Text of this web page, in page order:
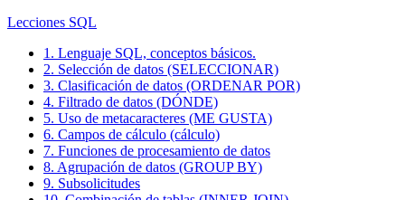
Lecciones SQL
1. Lenguaje SQL, conceptos básicos.
2. Selección de datos (SELECCIONAR)
3. Clasificación de datos (ORDENAR POR)
4. Filtrado de datos (DÓNDE)
5. Uso de metacaracteres (ME GUSTA)
6. Campos de cálculo (cálculo)
7. Funciones de procesamiento de datos
8. Agrupación de datos (GROUP BY)
9. Subsolicitudes